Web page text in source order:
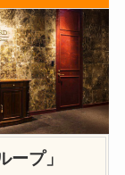
ープ」